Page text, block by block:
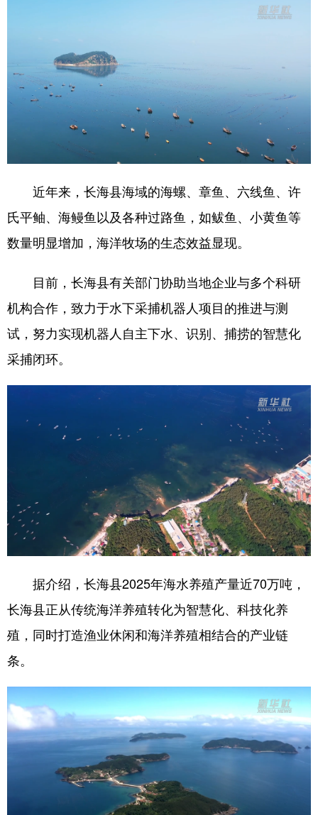
近年来，长海县海域的海螺、章鱼、六线鱼、 许
氏平鲉、 海鳗鱼以及各种过路鱼，如鲅鱼、小黄鱼等
数量明显增加，海洋牧场的生态效益显现。
目前，长海县有关部门协助当地企业与多个科研
机构合作，致力于水下采捕机器人项目的推进与测
试，努力实现机器人自主下水、识别、捕捞的智慧化
采捕闭环。
据介绍，长海县2025年海水养殖产量近70万吨，
长海县正从传统海洋养殖转化为智慧化、科技化养
殖，同时打造渔业休闲和海洋养殖相结合的产业链
条。